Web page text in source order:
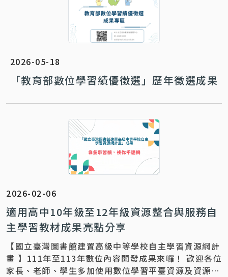
2026-05-18
「教育部數位學習績優徵選」歷年徵選成果
2026-02-06
適用高中10年級至12年級資源整合與服務自
主學習教材成果亮點分享
【國立臺灣圖書館建置高級中等學校自主學習資源網計
畫 】111年至113年數位內容開發成果來囉！ 歡迎各位
家長、老師、學生多加使用數位學習平臺資源及資源整